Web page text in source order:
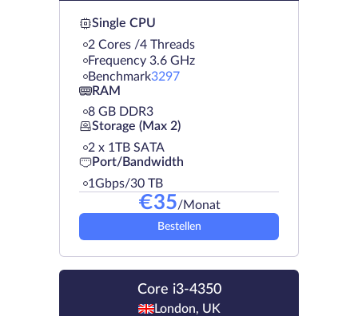
Single CPU
2 Cores /4 Threads
Frequency 3.6 GHz
Benchmark3297
RAM
8 GB DDR3
Storage (Max 2)
2 х 1TB SATA
Port/Bandwidth
1Gbps/30 TB
€35/Monat
Bestellen
Core i3-4350
London, UK